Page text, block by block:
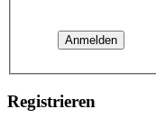
Registrieren